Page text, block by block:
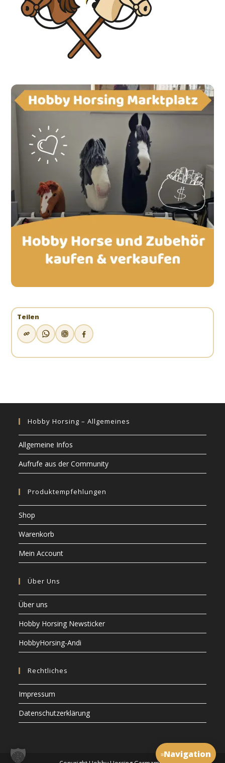
Teilen
Hobby Horsing – Allgemeines
Allgemeine Infos
Aufrufe aus der Community
Produktempfehlungen
Shop
Warenkorb
Mein Account
Über Uns
Über uns
Hobby Horsing Newsticker
HobbyHorsing-Andi
Rechtliches
Impressum
Datenschutzerklärung
≡Navigation